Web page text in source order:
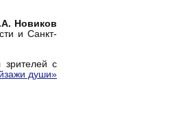
Новиков
и Санкт-
с
души»